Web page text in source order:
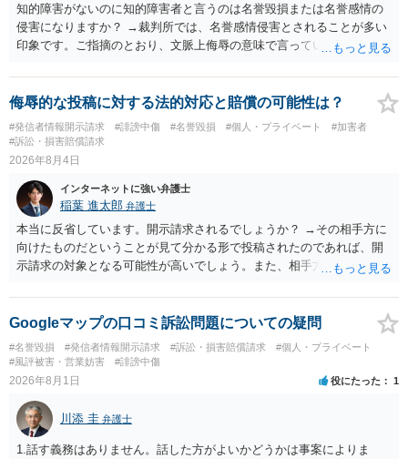
知的障害がないのに知的障害者と言うのは名誉毀損または名誉感情の
侵害になりますか？ →裁判所では、名誉感情侵害とされることが多い
印象です。ご指摘のとおり、文脈上侮辱の意味で言っている点も加味
侮辱的な投稿に対する法的対応と賠償の可能性は？
#発信者情報開示請求 #誹謗中傷 #名誉毀損 #個人・プライベート
#加害者
#訴訟・損害賠償請求
2026年8月4日
インターネットに強い弁護士
稲葉 進太郎 弁護士
本当に反省しています。開示請求されるでしょうか？ →その相手方に
向けたものだということが見て分かる形で投稿されたのであれば、開
示請求の対象となる可能性が高いでしょう。また、相手方の投稿した
と存じます。発信者情報開示請求が進むと、投稿に使った回線の契約
者のところに、意見照会がなされます。アカウント情報開示の場合
は、アカウントの登録メールに意見照会がなされます。 また、された
場合賠償金はいくらでしょうか。 →ケースバイケースであり、数万円
から１００万単位まで様々でしょう。裁判外であれば交渉して相手方
Googleマップの口コミ訴訟問題についての疑問
#名誉毀損 #発信者情報開示請求 #訴訟・損害賠償請求
#個人・プライベート
#風評被害・営業妨害
#誹謗中傷
2026年8月1日 役にたった 1
川添 圭 弁護士
1.話す義務はありません。話した方がよいかどうかは事案によりま